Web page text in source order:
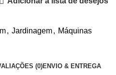
, Jardinagem, Máquinas
(0)ENVIO & ENTREGA